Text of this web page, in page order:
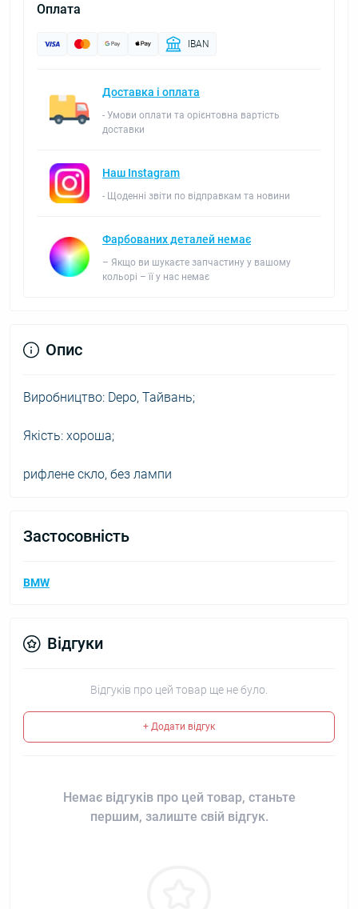
Оплата
IBAN
Доставка і оплата
- Умови оплати та орієнтовна вартість
доставки
Наш Instagram
- Щоденні звіти по відправкам та новини
Фарбованих деталей немає
– Якщо ви шукаєте запчастину у вашому
кольорі – її у нас немає
Опис
Виробництво: Depo, Тайвань;
Якість: хороша;
рифлене скло, без лампи
Застосовність
BMW
Відгуки
Відгуків про цей товар ще не було.
+ Додати відгук
Немає відгуків про цей товар, станьте
першим, залиште свій відгук.